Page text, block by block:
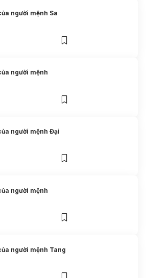
người mệnh Sa
người mệnh
người mệnh Đại
người mệnh
người mệnh Tang